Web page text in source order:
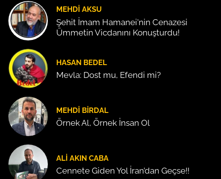
MEHDI AKSU
Şehit İmam Hamanei'nin Cenazesi
Ümmetin Vicdanını Konuşturdu!
HASAN BEDEL
Mevla: Dost mu, Efendi mi?
MEHDI BIRDAL
Örnek Al, Örnek İnsan Ol
ALI AKIN CABA
Cennete Giden Yol İran’dan Geçse!!